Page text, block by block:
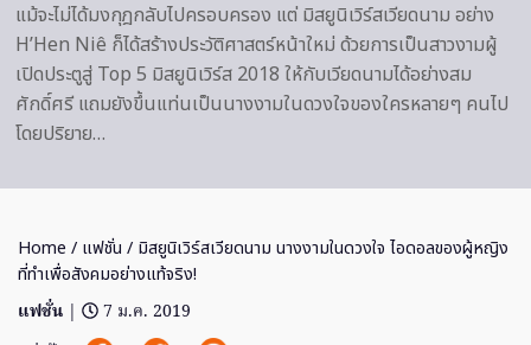
แม้จะไม่ได้มงกุฎกลับไปครอบครอง แต่ มิสยูนิเวิร์สเวียดนาม อย่าง
H’Hen Niê ก็ได้สร้างประวัติศาสตร์หน้าใหม่ ด้วยการเป็นสาวงามผู้
เปิดประตูสู่ Top 5 มิสยูนิเวิร์ส 2018 ให้กับเวียดนามได้อย่างสม
ศักดิ์ศรี แถมยังขึ้นแท่นเป็นนางงามในดวงใจของใครหลายๆ คนไป
โดยปริยาย…
Home / แฟชั่น / มิสยูนิเวิร์สเวียดนาม นางงามในดวงใจ ไอดอลของผู้หญิง
ที่ทำเพื่อสังคมอย่างแท้จริง!
แฟชั่น |
7 ม.ค. 2019